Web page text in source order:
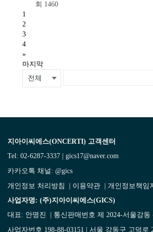
회 1460
1
2
3
4
»
마지막
지아이씨에스(ONCERTI) 고객센터
Tel: 02-6287-3337 | gics17@naver.com
카카오톡 채널: @gics
개인정보 처리방침
이용약관 | 개인정보책임
사업자명: (주)지아이씨에스(GICS)
대표: 안명진 | 통신판매번호 제 2024-서울강동
사업자번호 198-88-03151 | 서울 강동구 고덕로